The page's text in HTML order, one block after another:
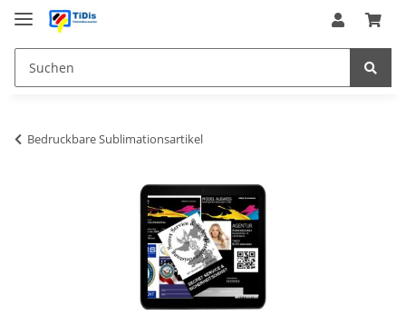
Bedruckbare Sublimationsartikel